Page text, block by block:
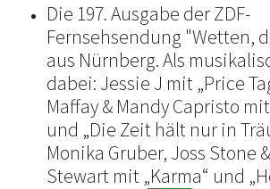
Die 197. Ausgabe der ZDF-
Fernsehsendung "Wetten,
aus Nürnberg. Als
dabei: Jessie J mit „Price
Maffay & Mandy Capristo
und „Die Zeit hält nur in
Monika Gruber, Joss Stone
Stewart mit „Karma“ und